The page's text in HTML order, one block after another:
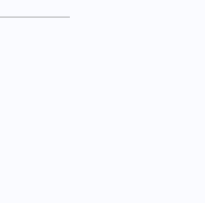
Continue to
No, please